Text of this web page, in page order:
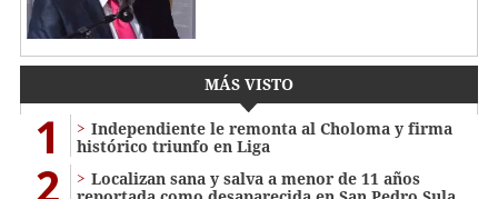
MÁS VISTO
1
Independiente le remonta al Choloma y firma
histórico triunfo en Liga
2
Localizan sana y salva a menor de 11 años